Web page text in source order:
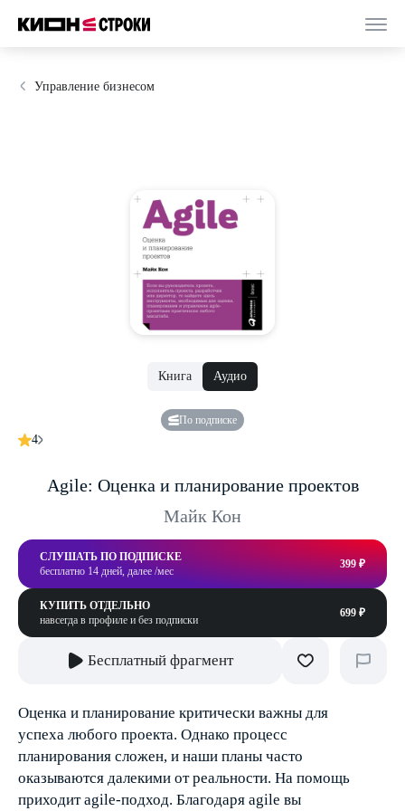
Управление бизнесом
Книга Аудио
По подписке
4
Agile: Оценка и планирование проектов
Майк Кон
СЛУШАТЬ ПО ПОДПИСКЕ
бесплатно 14 дней, далее /мес
399 ₽
КУПИТЬ ОТДЕЛЬНО
навсегда в профиле и без подписки
699 ₽
Бесплатный фрагмент
Оценка и планирование критически важны для
успеха любого проекта. Однако процесс
планирования сложен, и наши планы часто
оказываются далекими от реальности. На помощь
приходит agile-подход. Благодаря agile вы